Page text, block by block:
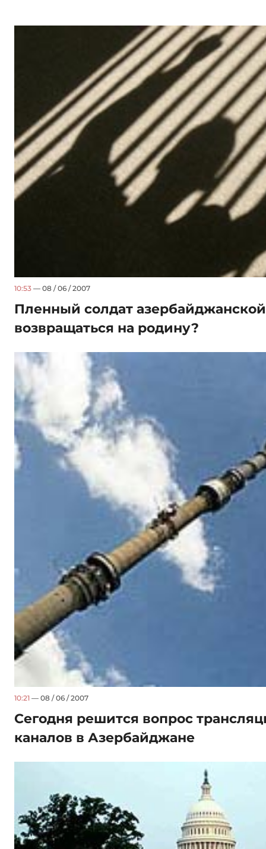
10:53 — 08 / 06 / 2007
Пленный солдат
возвращаться на родину?
10:21 — 08 / 06 / 2007
Сегодня решится вопрос
каналов в Азербайджане